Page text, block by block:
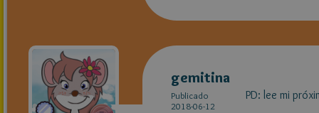
gemitina
Publicado
2018-06-12
PD: lee mi